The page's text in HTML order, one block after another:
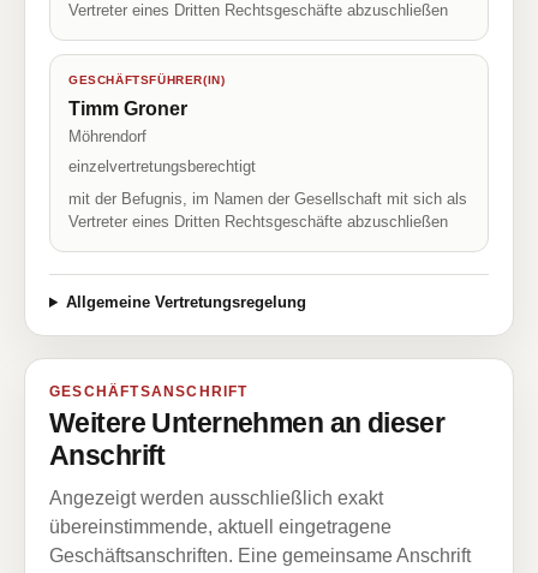
Vertreter eines Dritten Rechtsgeschäfte abzuschließen
GESCHÄFTSFÜHRER(IN)
Timm Groner
Möhrendorf
einzelvertretungsberechtigt
mit der Befugnis, im Namen der Gesellschaft mit sich als
Vertreter eines Dritten Rechtsgeschäfte abzuschließen
Allgemeine Vertretungsregelung
GESCHÄFTSANSCHRIFT
Weitere Unternehmen an dieser
Anschrift
Angezeigt werden ausschließlich exakt
übereinstimmende, aktuell eingetragene
Geschäftsanschriften. Eine gemeinsame Anschrift